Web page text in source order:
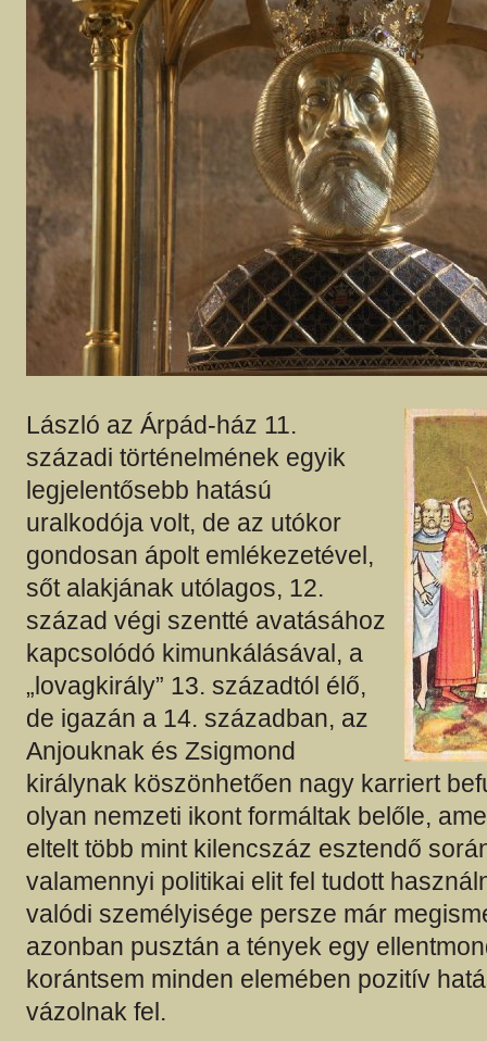
László az Árpád-ház 11.
századi történelmének egyik
legjelentősebb hatású
uralkodója volt, de az utókor
gondosan ápolt emlékezetével,
sőt alakjának utólagos, 12.
század végi szentté avatásához
kapcsolódó kimunkálásával, a
„lovagkirály” 13. századtól élő,
de igazán a 14. században, az
Anjouknak és Zsigmond
királynak köszönhetően nagy karriert
olyan nemzeti ikont formáltak belőle,
eltelt több mint kilencszáz esztendő
valamennyi politikai elit fel tudott
valódi személyisége persze már
azonban pusztán a tények egy
korántsem minden elemében pozitív
vázolnak fel.